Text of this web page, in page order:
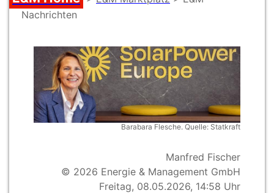
Nachrichten
Barabara Flesche. Quelle: Statkraft
Manfred Fischer
© 2026 Energie & Management GmbH
Freitag, 08.05.2026, 14:58 Uhr